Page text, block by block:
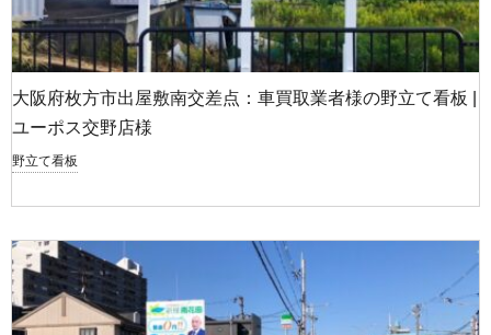
大阪府枚方市出屋敷南交差点：車買取業者様の野立て看板 |
ユーポス交野店様
野立て看板